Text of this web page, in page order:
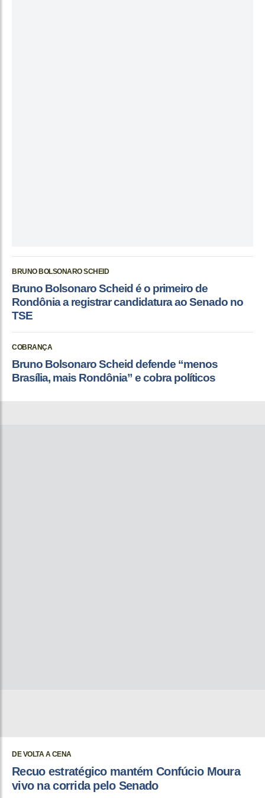
BRUNO BOLSONARO SCHEID
Bruno Bolsonaro Scheid é o primeiro de
Rondônia a registrar candidatura ao Senado no
TSE
COBRANÇA
Bruno Bolsonaro Scheid defende “menos
Brasília, mais Rondônia” e cobra políticos
DE VOLTA A CENA
Recuo estratégico mantém Confúcio Moura
vivo na corrida pelo Senado